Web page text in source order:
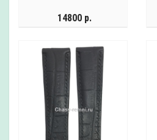
14800 р.